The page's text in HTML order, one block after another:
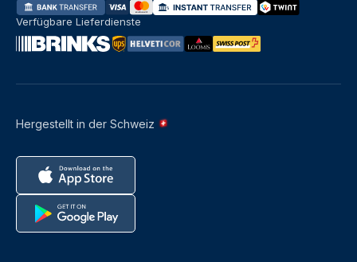
Hergestellt in der Schweiz
Verfügbare Lieferdienste